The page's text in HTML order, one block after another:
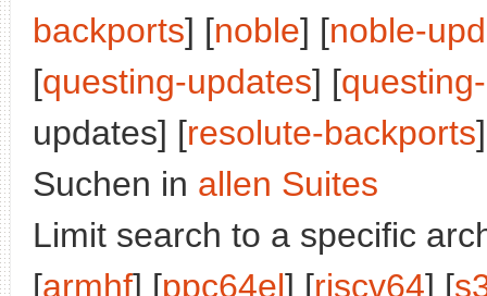
backports] [noble] [noble-
[questing-updates] [
updates] [resolute-backports
Suchen in allen Suites
Limit search to a specific
[armhf] [ppc64el] [riscv64] [